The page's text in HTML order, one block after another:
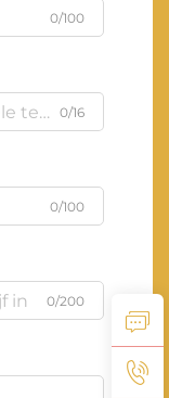
0/100
0/16
0/100
0/200